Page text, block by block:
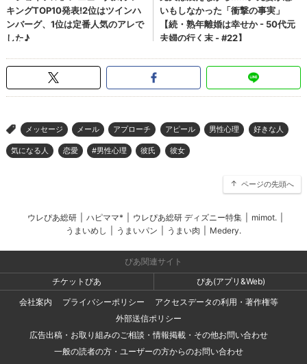
> メッセージ メール アプローチ アピール 男性心理 好きな人
気になる人 恋愛 #男性心理 彼氏 彼女
ページの先頭へ
ウレぴあ総研 ハピママ* ウレぴあ総研 ディズニー特集 mimot.
うまいめし
うまいパン うまい肉 Medery.
ぴあ関連サイト
チケットぴあ
ぴあ(アプリ&Web)
会社案内
プライバシーポリシー
アクセスデータの利用・著作権等
外部送信ポリシー
広告出稿・お取り組みのご相談・情報掲載・その他お問い合わせ
一般の読者の方・ユーザーの方からのお問い合わせ